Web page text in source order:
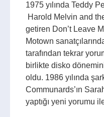
1975 yılında Teddy
Harold Melvin and
getiren Don’t Leave
Motown
tarafından tekrar
birlikte disko
oldu. 1986 yılında
Communards’ın
yaptığı yeni yorumu